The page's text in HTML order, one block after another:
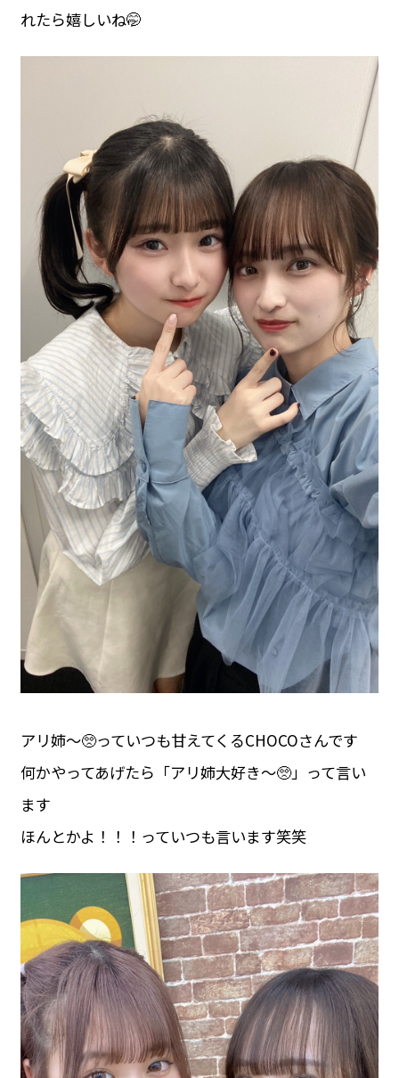
れたら嬉しいね🤭
アリ姉〜🥺っていつも甘えてくるCHOCOさんです
何かやってあげたら「アリ姉大好き〜🥺」って言い
ます
ほんとかよ！！！っていつも言います笑笑